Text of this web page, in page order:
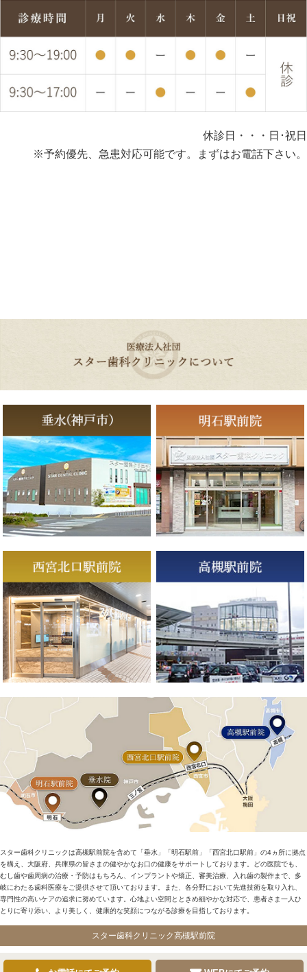
休診日・・・日･祝日
※予約優先、急患対応可能です。まずはお電話下さい。
スター歯科クリニックは高槻駅前院を含めて「垂水」「明石駅前」「西宮北口駅前」の4ヵ所に拠点
を構え、大阪府、兵庫県の皆さまの健やかなお口の健康をサポートしております。どの医院でも、
むし歯や歯周病の治療・予防はもちろん、インプラントや矯正、審美治療、入れ歯の製作まで、多
岐にわたる歯科医療をご提供させて頂いております。また、各分野において先進技術を取り入れ、
専門性の高いケアの追求に努めています。心地よい空間とときめ細やかな対応で、患者さま一人ひ
とりに寄り添い、より美しく、健康的な笑顔につながる診療を目指しております。
スター歯科クリニック高槻駅前院